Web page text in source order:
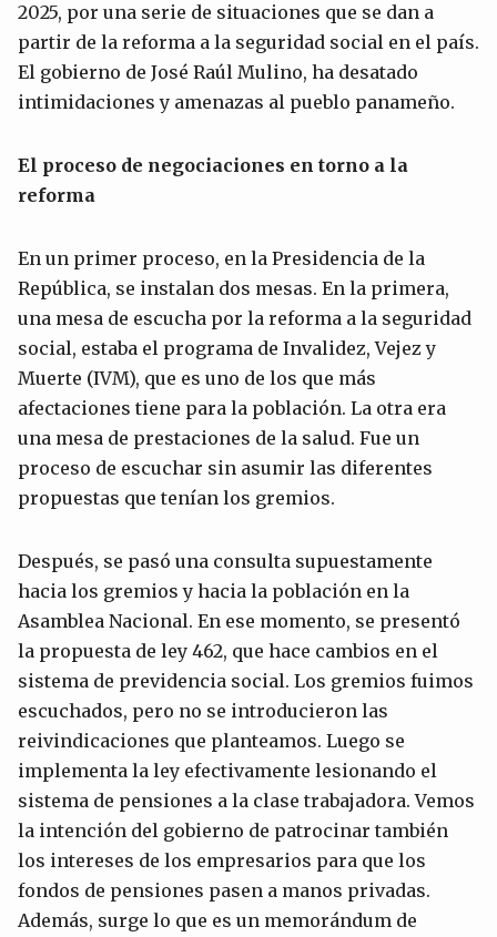
2025, por una serie de situaciones que se dan a
partir de la reforma a la seguridad social en el país.
El gobierno de José Raúl Mulino, ha desatado
intimidaciones y amenazas al pueblo panameño.
El proceso de negociaciones en torno a la
reforma
En un primer proceso, en la Presidencia de la
República, se instalan dos mesas. En la primera,
una mesa de escucha por la reforma a la seguridad
social, estaba el programa de Invalidez, Vejez y
Muerte (IVM), que es uno de los que más
afectaciones tiene para la población. La otra era
una mesa de prestaciones de la salud. Fue un
proceso de escuchar sin asumir las diferentes
propuestas que tenían los gremios.
Después, se pasó una consulta supuestamente
hacia los gremios y hacia la población en la
Asamblea Nacional. En ese momento, se presentó
la propuesta de ley 462, que hace cambios en el
sistema de previdencia social. Los gremios fuimos
escuchados, pero no se introducieron las
reivindicaciones que planteamos. Luego se
implementa la ley efectivamente lesionando el
sistema de pensiones a la clase trabajadora. Vemos
la intención del gobierno de patrocinar también
los intereses de los empresarios para que los
fondos de pensiones pasen a manos privadas.
Además, surge lo que es un memorándum de